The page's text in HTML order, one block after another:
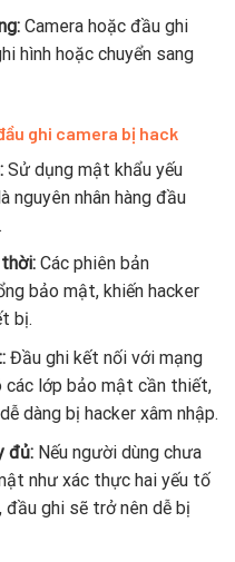
Camera hoặc đầu ghi
hình hoặc chuyển sang
ghi camera bị hack
Sử dụng mật khẩu yếu
nguyên nhân hàng đầu
Các phiên bản
bảo mật, khiến hacker
bị.
Đầu ghi kết nối với mạng
các lớp bảo mật cần thiết,
dàng bị hacker xâm nhập.
đủ:Nếu người dùng chưa
như xác thực hai yếu tố
đầu ghi sẽ trở nên dễ bị